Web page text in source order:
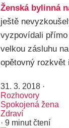
Ženská bylinná
ještě
vyzpovídali
velkou zásluhu
opětovný rozkvět
31. 3. 2018 ·
Rozhovory
Spokojená žena
Zdraví
· 9 minut čtení